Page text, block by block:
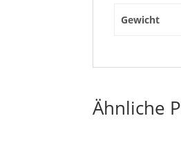
Gewicht
Ähnliche